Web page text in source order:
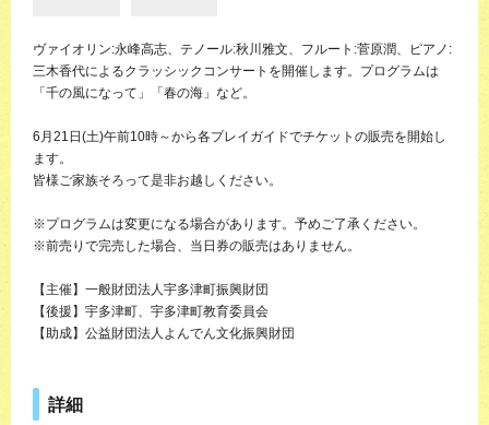
ヴァイオリン:永峰高志、テノール:秋川雅文、フルート:菅原潤、ピアノ:
三木香代によるクラッシックコンサートを開催します。プログラムは
「千の風になって」「春の海」など。
6月21日(土)午前10時～から各プレイガイドでチケットの販売を開始し
ます。
皆様ご家族そろって是非お越しください。
※プログラムは変更になる場合があります。予めご了承ください。
※前売りで完売した場合、当日券の販売はありません。
【主催】一般財団法人宇多津町振興財団
【後援】宇多津町、宇多津町教育委員会
【助成】公益財団法人よんでん文化振興財団
詳細